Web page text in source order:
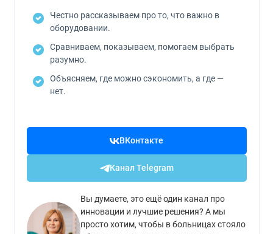
Честно рассказываем про то, что важно в
оборудовании.
Сравниваем, показываем, помогаем выбрать
разумно.
Объясняем, где можно сэкономить, а где —
нет.
ВКонтакте
Канал Telegram
Вы думаете, это ещё один канал про
инновации и лучшие решения? А мы
просто хотим, чтобы в больницах стояло